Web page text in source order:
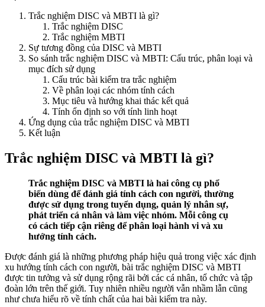
Trắc nghiệm DISC và MBTI là gì?
Trắc nghiệm DISC
Trắc nghiệm MBTI
Sự tương đồng của DISC và MBTI
So sánh trắc nghiệm DISC và MBTI: Cấu trúc, phân loại và
mục đích sử dụng
Cấu trúc bài kiểm tra trắc nghiệm
Về phân loại các nhóm tính cách
Mục tiêu và hướng khai thác kết quả
Tính ổn định so với tính linh hoạt
Ứng dụng của trắc nghiệm DISC và MBTI
Kết luận
Trắc nghiệm DISC và MBTI là gì?
Trắc nghiệm DISC và MBTI là hai công cụ phổ
biến dùng để đánh giá tính cách con người, thường
được sử dụng trong tuyển dụng, quản lý nhân sự,
phát triển cá nhân và làm việc nhóm. Mỗi công cụ
có cách tiếp cận riêng để phân loại hành vi và xu
hướng tính cách.
Được đánh giá là những phương pháp hiệu quả trong việc xác định
xu hướng tính cách con người, bài trắc nghiệm DISC và MBTI
được tin tưởng và sử dụng rộng rãi bởi các cá nhân, tổ chức và tập
đoàn lớn trên thế giới. Tuy nhiên nhiều người vẫn nhầm lẫn cũng
như chưa hiểu rõ về tính chất của hai bài kiểm tra này.